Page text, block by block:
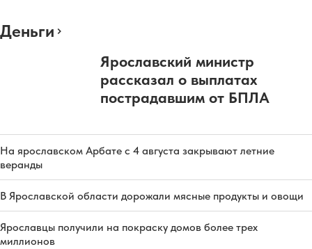
Деньги
Ярославский министр
рассказал о выплатах
пострадавшим от БПЛА
На ярославском Арбате с 4 августа закрывают летние
веранды
В Ярославской области дорожали мясные продукты и овощи
Ярославцы получили на покраску домов более трех
миллионов